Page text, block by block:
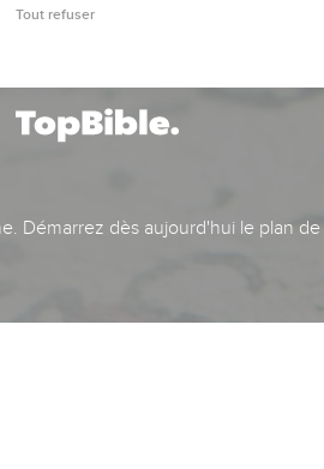
Démarrez dès aujourd'hui le plan
Tout refuser